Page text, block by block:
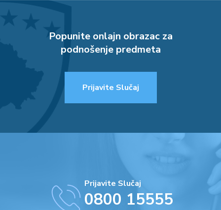
Popunite onlajn obrazac za
podnošenje predmeta
Prijavite Slučaj
Prijavite Slučaj
0800 15555